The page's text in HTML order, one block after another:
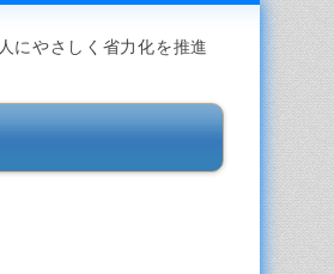
人にやさしく省力化を推進